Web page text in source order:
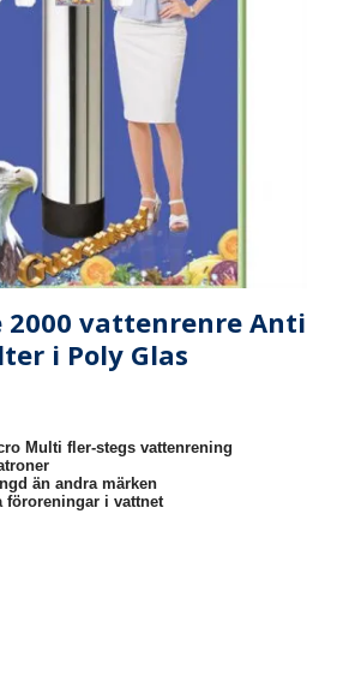
2000 vattenrenre Anti
i Poly Glas
Multi fler-stegs vattenrening
än andra märken
föroreningar i vattnet